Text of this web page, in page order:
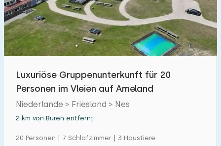
Luxuriöse Gruppenunterkunft für 20
Personen im Vleien auf Ameland
Niederlande > Friesland > Nes
2 km von Buren entfernt
20 Personen | 7 Schlafzimmer | 3 Haustiere